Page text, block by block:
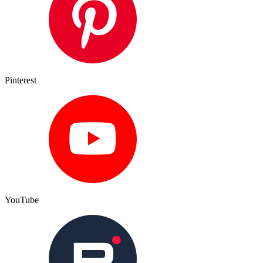
Pinterest
YouTube